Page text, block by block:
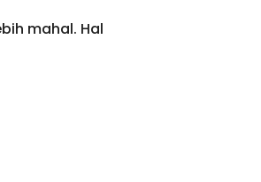
mahal. Hal